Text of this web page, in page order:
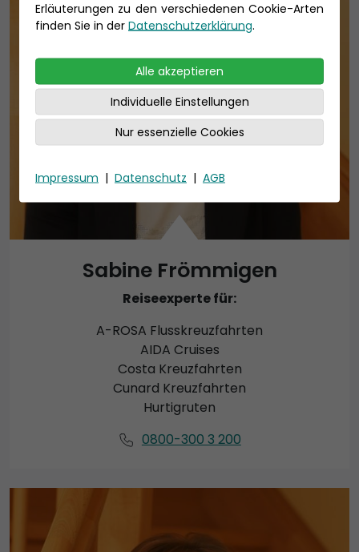
Sabine Frömmigen
Reiseexperte für:
A-ROSA Flusskreuzfahrten
AIDA Cruises
Costa Kreuzfahrten
Cunard Kreuzfahrten
Hurtigruten
0800-300 3 200
Erläuterungen zu den verschiedenen Cookie-Arten
finden Sie in der Datenschutzerklärung.
Alle akzeptieren
Individuelle Einstellungen
Nur essenzielle Cookies
Impressum | Datenschutz | AGB